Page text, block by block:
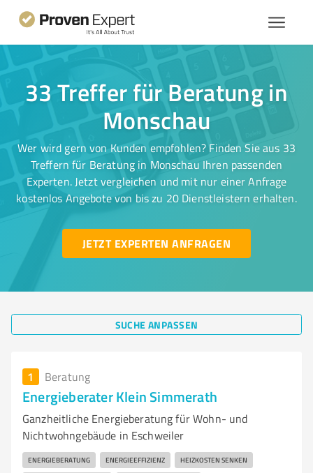
33 Treffer für Beratung in
Monschau
Wer wird gern von Kunden empfohlen? Finden Sie aus 33
Treffern für Beratung in Monschau Ihren passenden
Experten. Jetzt vergleichen und mit nur einer Anfrage
kostenlos Angebote von bis zu 20 Dienstleistern erhalten.
JETZT EXPERTEN ANFRAGEN
SUCHE ANPASSEN
1 Beratung
Energieberater Klein Simmerath
Ganzheitliche Energieberatung für Wohn- und
Nichtwohngebäude in Eschweiler
ENERGIEBERATUNG ENERGIEEFFIZIENZ HEIZKOSTEN SENKEN